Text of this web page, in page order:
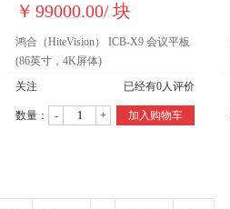
￥ 99000.00/块
鸿合（HiteVision） ICB-X9 会议平板
(86英寸，4K屏体)
关注
已经有0人评价
数量： - + 加入购物车